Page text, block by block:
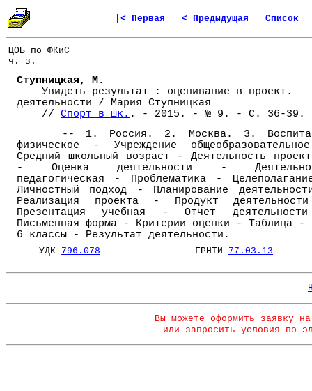
|< Первая < Предыдущая Список
ЦОБ по ФКиС
ч. з.
Ступницкая, М.
Увидеть результат : оценивание в проект.
деятельности / Мария Ступницкая
// Спорт в шк. . - 2015. - № 9. - С. 36-39.
-- 1. Россия. 2. Москва. 3.
физическое - Учреждение
Средний школьный возраст - Деятельность
- Оценка деятельности -
педагогическая - Проблематика -
Личностный подход - Планирование
Реализация проекта - Продукт
Презентация учебная - Отчет
Письменная форма - Критерии оценки - Таблица
6 классы - Результат деятельности.
УДК 796.078 ГРНТИ 77.03.13
Вы можете оформить заявку
или запросить условия по